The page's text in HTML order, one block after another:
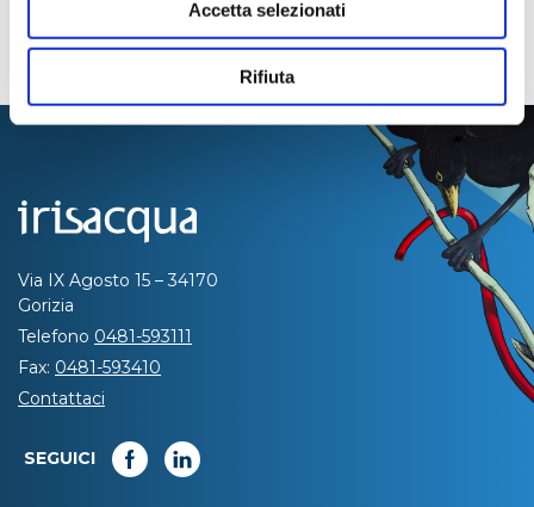
Accetta selezionati
Rifiuta
Via IX Agosto 15 – 34170
Gorizia
Telefono 0481-593111
Fax: 0481-593410
Contattaci
SEGUICI